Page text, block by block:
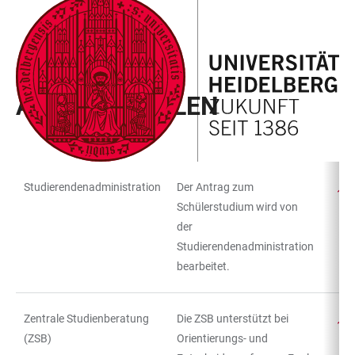
LINKS
ZUR
BARRIEREFREIHEIT
ZUM
HAUPTINHALT
HAUPTNAVIGATION
ÖFFNEN
WEBSEITENSUCHE
ÖFFNEN
CAMPUS KOMPASS
ANLAUFSTELLEN
TABELLENFILTER
Studierendenadministration
Der Antrag zum
Schülerstudium wird von
der
Studierendenadministration
bearbeitet.
Zentrale Studienberatung
(ZSB)
Die ZSB unterstützt bei
Orientierungs- und